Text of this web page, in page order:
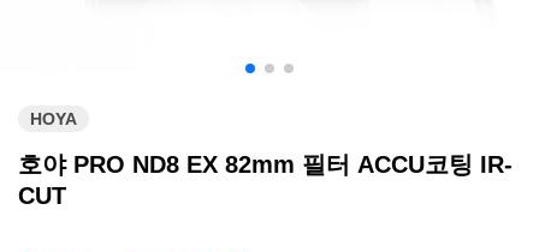
HOYA
호야 PRO ND8 EX 82mm 필터 ACCU코팅 IR-
CUT